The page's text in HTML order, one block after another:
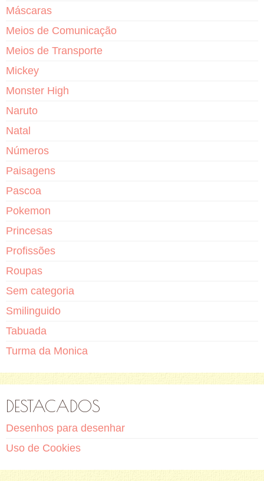
Máscaras
Meios de Comunicação
Meios de Transporte
Mickey
Monster High
Naruto
Natal
Números
Paisagens
Pascoa
Pokemon
Princesas
Profissões
Roupas
Sem categoria
Smilinguido
Tabuada
Turma da Monica
DESTACADOS
Desenhos para desenhar
Uso de Cookies